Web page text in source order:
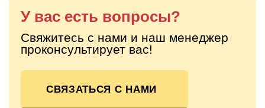
У вас есть вопросы?
Свяжитесь с нами и наш менеджер
проконсультирует вас!
СВЯЗАТЬСЯ С НАМИ